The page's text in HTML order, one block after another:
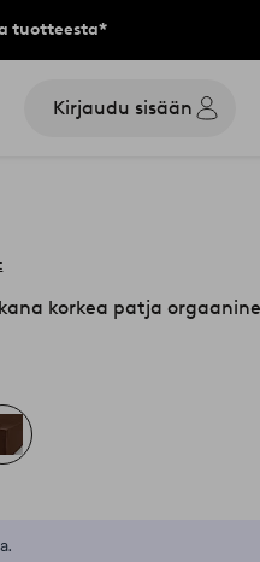
tuotteesta*
Kirjaudu sisään
korkea patja